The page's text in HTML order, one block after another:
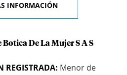
INFORMACIÓN
De La Mujer S A S
REGISTRADA: Menor de